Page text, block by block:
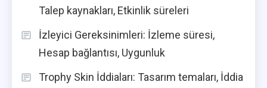
Talep kaynakları, Etkinlik süreleri
İzleyici Gereksinimleri: İzleme süresi,
Hesap bağlantısı, Uygunluk
Trophy Skin İddiaları: Tasarım temaları, İddia